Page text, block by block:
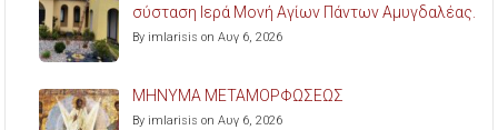
σύσταση Ιερά Μονή Αγίων Πάντων Αμυγδαλέας.
By imlarisis on Αυγ 6, 2026
ΜΗΝΥΜΑ ΜΕΤΑΜΟΡΦΩΣΕΩΣ
By imlarisis on Αυγ 6, 2026